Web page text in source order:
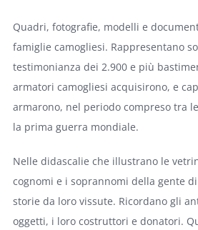
Quadri, fotografie, modelli e
famiglie camogliesi. Rappresentano
testimonianza dei 2.900 e più
armatori camogliesi acquisirono, e
armarono, nel periodo compreso tra
la prima guerra mondiale.
Nelle didascalie che illustrano le
cognomi e i soprannomi della gente
storie da loro vissute. Ricordano gli
oggetti, i loro costruttori e donatori.